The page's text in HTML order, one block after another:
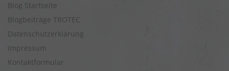
Blog Startseite
Blogbeiträge TROTEC
Datenschutzerklärung
Impressum
Kontaktformular